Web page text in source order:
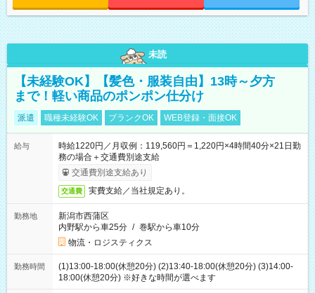
未読
【未経験OK】【髪色・服装自由】13時～夕方
まで！軽い商品のポンポン仕分け
派遣 職種未経験OK ブランクOK WEB登録・面接OK
給与
時給1220円／月収例：119,560円＝1,220円×4時間40分×21日勤
務の場合＋交通費別途支給
交通費別途支給あり
交通費 実費支給／当社規定あり。
勤務地
新潟市西蒲区
内野駅から車25分 / 巻駅から車10分
物流・ロジスティクス
勤務時間
(1)13:00-18:00(休憩20分) (2)13:40-18:00(休憩20分) (3)14:00-
18:00(休憩20分) ※好きな時間が選べます